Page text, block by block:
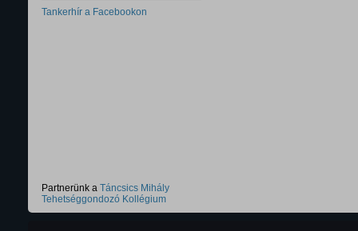
Tankerhír a Facebookon
Partnerünk a Táncsics Mihály
Tehetséggondozó Kollégium